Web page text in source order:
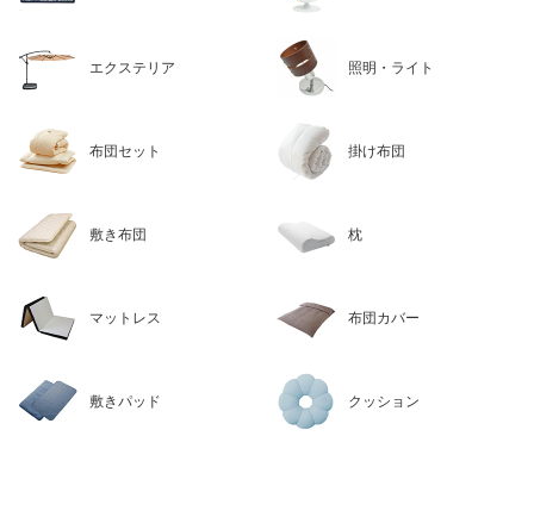
エクステリア 照明・ライト
布団セット 掛け布団
敷き布団 枕
マットレス 布団カバー
敷きパッド クッション